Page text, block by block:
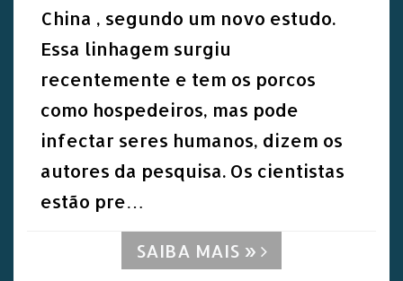
China , segundo um novo estudo.
Essa linhagem surgiu
recentemente e tem os porcos
como hospedeiros, mas pode
infectar seres humanos, dizem os
autores da pesquisa. Os cientistas
estão pre…
SAIBA MAIS »